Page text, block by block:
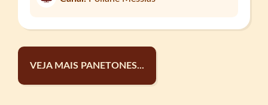
VEJA MAIS PANETONES...